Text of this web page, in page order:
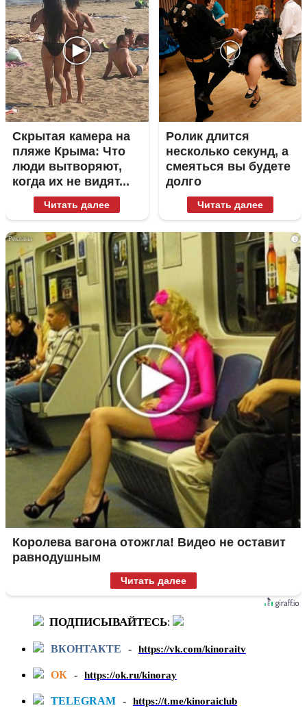
Скрытая камера на
пляже Крыма: Что
люди вытворяют,
когда их не видят...
Читать далее
Ролик длится
несколько секунд, а
смеяться вы будете
долго
Читать далее
i
Королева вагона отожгла! Видео не оставит
равнодушным
Читать далее
ПОДПИСЫВАЙТЕСЬ:
ВКОНТАКТЕ - https://vk.com/kinoraitv
ОК - https://ok.ru/kinoray
TELEGRAM - https://t.me/kinoraiclub